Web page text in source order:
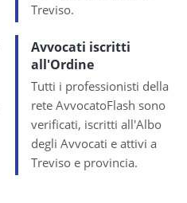
Treviso.
Avvocati iscritti
all'Ordine
Tutti i professionisti della
rete AvvocatoFlash sono
verificati, iscritti all'Albo
degli Avvocati e attivi a
Treviso e provincia.